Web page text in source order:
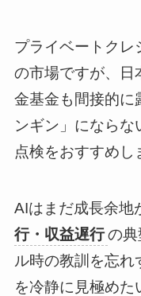
プライベートクレ
の市場ですが、日
金基金も間接的に
ンギン」になら
点検をおすすめし
AIはまだ成長余地
行・収益遅行の
ル時の教訓を忘れ
を冷静に見極めた